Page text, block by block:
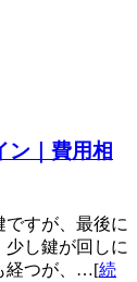
ン｜費用相
すが、最後に
し鍵が回しに
経つが、…[続